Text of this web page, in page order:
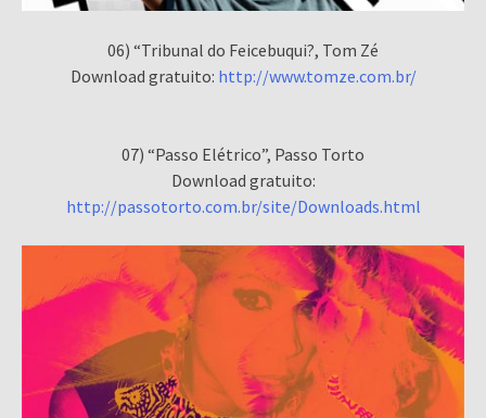
06) “Tribunal do Feicebuqui?, Tom Zé
Download gratuito: http://www.tomze.com.br/
07) “Passo Elétrico”, Passo Torto
Download gratuito:
http://passotorto.com.br/site/Downloads.html